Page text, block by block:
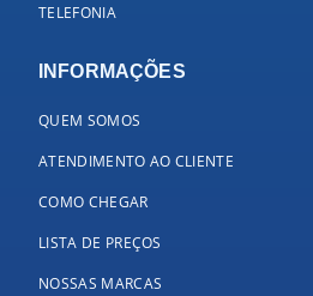
TELEFONIA
INFORMAÇÕES
QUEM SOMOS
ATENDIMENTO AO CLIENTE
COMO CHEGAR
LISTA DE PREÇOS
NOSSAS MARCAS